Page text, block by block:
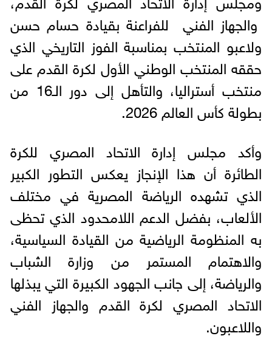
والجهاز الفني للفراعنة بقيادة حسام حسن
ولاعبو المنتخب بمناسبة الفوز التاريخي الذي
حققه المنتخب الوطني الأول لكرة القدم على
منتخب أستراليا، والتأهل إلى دور الـ16 من
بطولة كأس العالم 2026.
وأكد مجلس إدارة الاتحاد المصري للكرة
الطائرة أن هذا الإنجاز يعكس التطور الكبير
الذي تشهده الرياضة المصرية في مختلف
الألعاب، بفضل الدعم اللامحدود الذي تحظى
به المنظومة الرياضية من القيادة السياسية،
والاهتمام المستمر من وزارة الشباب
والرياضة، إلى جانب الجهود الكبيرة التي يبذلها
الاتحاد المصري لكرة القدم والجهاز الفني
واللاعبون.